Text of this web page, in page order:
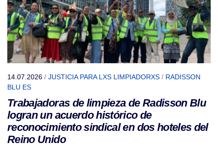
14.07.2026 / JUSTICIA PARA LXS LIMPIADORXS / RADISSON
BLU ES
Trabajadoras de limpieza de Radisson Blu
logran un acuerdo histórico de
reconocimiento sindical en dos hoteles del
Reino Unido